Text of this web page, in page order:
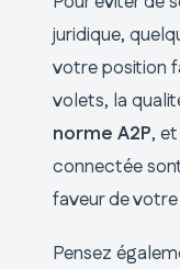
juridique,
votre position
volets, la
norme A2P,
connectée
faveur de
Pensez